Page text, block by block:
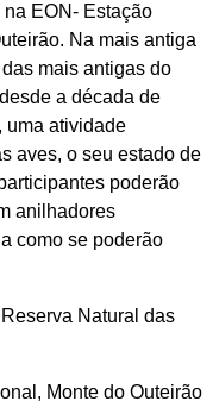
EON- Estação
Na mais antiga
mais antigas do
a década de
uma atividade
aves, o seu estado de
poderão
anilhadores
como se poderão
Natural das
Monte do Outeirão